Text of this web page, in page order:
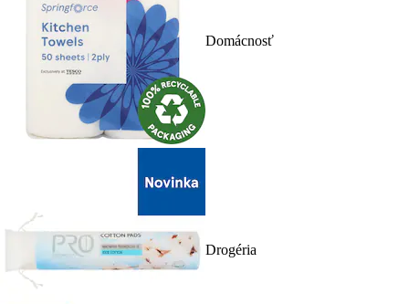
Domácnosť
Drogéria